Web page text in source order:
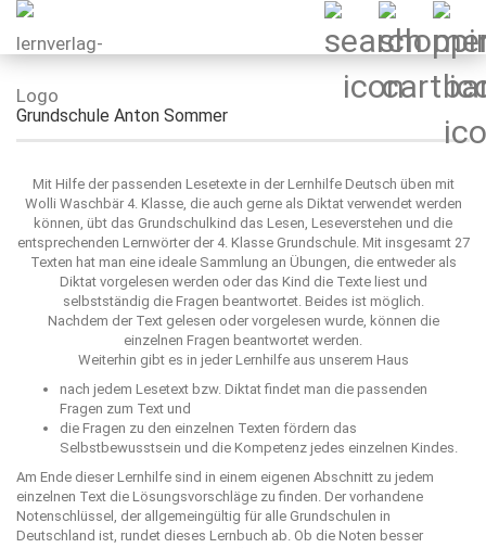
Grundschule Anton Sommer
Mit Hilfe der passenden Lesetexte in der Lernhilfe Deutsch üben mit
Wolli Waschbär 4. Klasse, die auch gerne als Diktat verwendet werden
können, übt das Grundschulkind das Lesen, Leseverstehen und die
entsprechenden Lernwörter der 4. Klasse Grundschule. Mit insgesamt 27
Texten hat man eine ideale Sammlung an Übungen, die entweder als
Diktat vorgelesen werden oder das Kind die Texte liest und
selbstständig die Fragen beantwortet. Beides ist möglich.
Nachdem der Text gelesen oder vorgelesen wurde, können die
einzelnen Fragen beantwortet werden.
Weiterhin gibt es in jeder Lernhilfe aus unserem Haus
nach jedem Lesetext bzw. Diktat findet man die passenden
Fragen zum Text und
die Fragen zu den einzelnen Texten fördern das
Selbstbewusstsein und die Kompetenz jedes einzelnen Kindes.
Am Ende dieser Lernhilfe sind in einem eigenen Abschnitt zu jedem
einzelnen Text die Lösungsvorschläge zu finden. Der vorhandene
Notenschlüssel, der allgemeingültig für alle Grundschulen in
Deutschland ist, rundet dieses Lernbuch ab. Ob die Noten besser